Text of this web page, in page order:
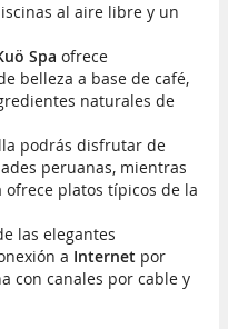
al aire libre y un
Spa ofrece
belleza a base de café,
naturales de
podrás disfrutar de
peruanas, mientras
platos típicos de la
las elegantes
a Internet por
con canales por cable y